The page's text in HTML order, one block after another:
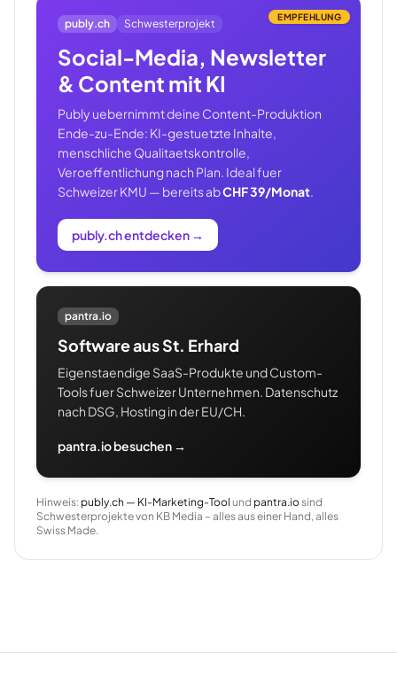
EMPFEHLUNG
publy.ch Schwesterprojekt
Social-Media, Newsletter
& Content mit KI
Publy uebernimmt deine Content-Produktion
Ende-zu-Ende: KI-gestuetzte Inhalte,
menschliche Qualitaetskontrolle,
Veroeffentlichung nach Plan. Ideal fuer
Schweizer KMU — bereits abCHF 39/Monat.
publy.ch entdecken →
pantra.io
Software aus St. Erhard
Eigenstaendige SaaS-Produkte und Custom-
Tools fuer Schweizer Unternehmen. Datenschutz
nach DSG, Hosting in der EU/CH.
pantra.io besuchen →
Hinweis: publy.ch — KI-Marketing-Tool und pantra.iosind
Schwesterprojekte von KB Media – alles aus einer Hand, alles
Swiss Made.